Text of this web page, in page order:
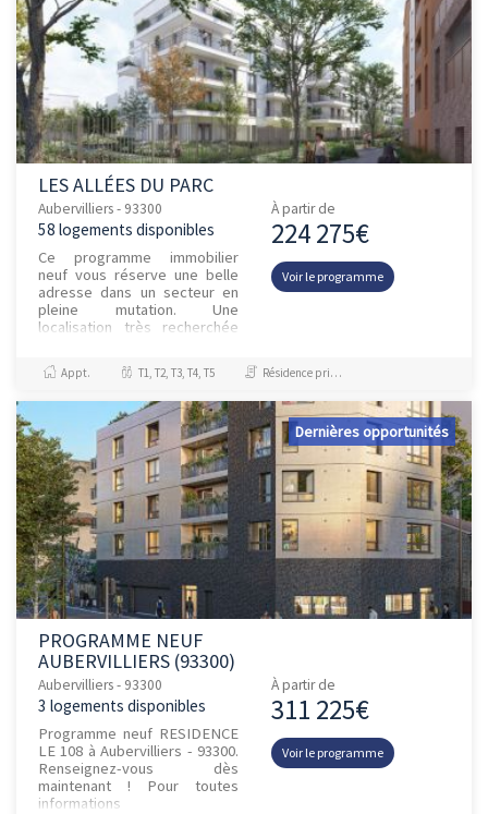
LES ALLÉES DU PARC
Aubervilliers - 93300
58 logements disponibles
Ce programme immobilier
neuf vous réserve une belle
adresse dans un secteur en
pleine mutation. Une
localisation très recherchée
toutes les commodités et
des...
À partir de
224 275€
Voir le programme
Appt. T1, T2, T3, T4, T5 Résidence principale / PTZ
Dernières opportunités
PROGRAMME NEUF
AUBERVILLIERS (93300)
Aubervilliers - 93300
3 logements disponibles
Programme neuf RESIDENCE
LE 108 à Aubervilliers - 93300.
Renseignez-vous dès
maintenant ! Pour toutes
informations
À partir de
311 225€
Voir le programme